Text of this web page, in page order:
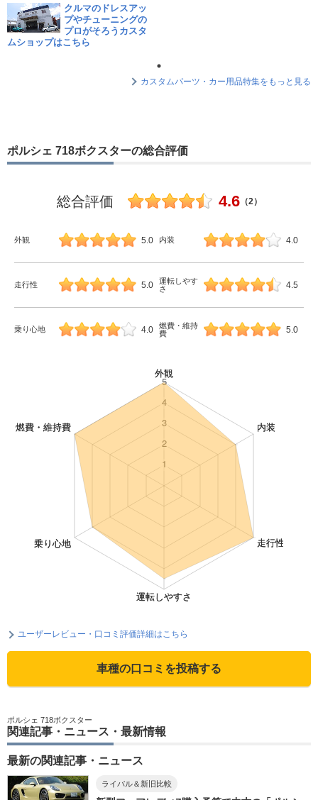
クルマのドレスアッ
プやチューニングの
プロがそろうカスタ
ムショップはこちら
カスタムパーツ・カー用品特集をもっと見る
ポルシェ 718ボクスターの総合評価
総合評価 4.6（2）
外観 5.0 内装 4.0
走行性 5.0
運転しやす
さ
4.5
乗り心地 4.0
燃費・維持
費
5.0
ユーザーレビュー・口コミ評価詳細はこちら
車種の口コミを投稿する
ポルシェ 718ボクスター
関連記事・ニュース・最新情報
最新の関連記事・ニュース
ライバル＆新旧比較